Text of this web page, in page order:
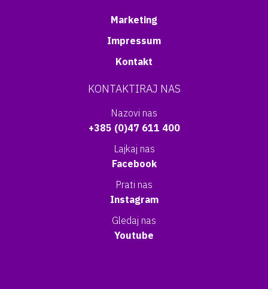
Marketing
Impressum
Kontakt
KONTAKTIRAJ NAS
Nazovi nas
+385 (0)47 611 400
Lajkaj nas
Facebook
Prati nas
Instagram
Gledaj nas
Youtube